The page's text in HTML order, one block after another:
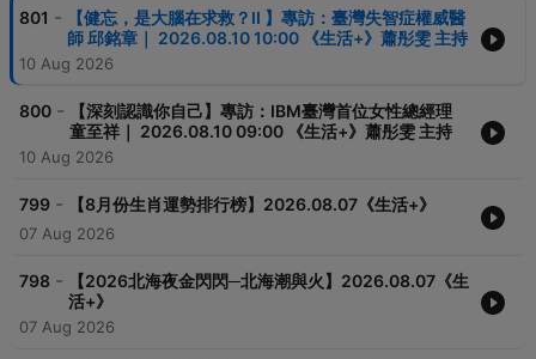
801 -
【健忘，是大腦在求救？II 】專訪：臺灣失智症權威醫
師 邱銘章｜ 2026.08.10 10:00 《生活+》蕭彤雯 主持
10 Aug 2026
800 -
【深刻認識你自己】專訪：IBM臺灣首位女性總經理
童至祥｜ 2026.08.10 09:00 《生活+》蕭彤雯 主持
10 Aug 2026
799 - 【8月份生肖運勢排行榜】2026.08.07《生活+》
07 Aug 2026
798 -
【2026北海夜金閃閃─北海潮與火】2026.08.07《生
活+》
07 Aug 2026